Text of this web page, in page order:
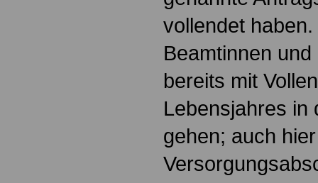
vollendet
Beamtinnen
bereits mit
Lebensjahres in
gehen; auch